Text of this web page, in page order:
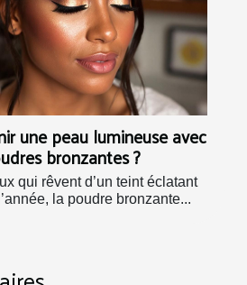
une peau lumineuse avec
bronzantes ?
qui rêvent d’un teint éclatant
la poudre bronzante...